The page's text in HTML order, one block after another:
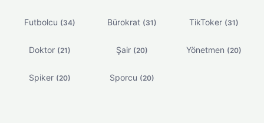
Futbolcu (34) Bürokrat (31) TikToker (31)
Doktor (21) Şair (20) Yönetmen (20)
Spiker (20) Sporcu (20)